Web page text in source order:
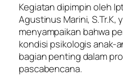
Kegiatan dipimpin oleh
Agustinus Marini, S.Tr.K,
menyampaikan bahwa
kondisi psikologis anak-
bagian penting dalam
pascabencana.